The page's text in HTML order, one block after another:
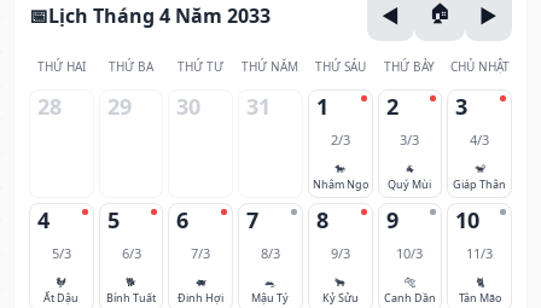
Lịch Tháng 4 Năm 2033
THỨ HAI THỨ BA THỨ TƯ THỨ NĂM THỨ SÁU THỨ BẢY CHỦ NHẬT
28 29 30 31 1
2/3
🐎
Nhâm Ngọ
2
3/3
🐐
Quý Mùi
3
4/3
🐒
Giáp Thân
4
5/3
🐓
Ất Dậu
5
6/3
🐕
Bính Tuất
6
7/3
🐖
Đinh Hợi
7
8/3
🐀
Mậu Tý
8
9/3
🐂
Kỷ Sửu
9
10/3
🐅
Canh Dần
10
11/3
🐈
Tân Mão